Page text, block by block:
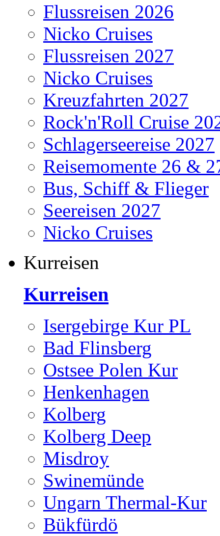
Flussreisen 2026
Nicko Cruises
Flussreisen 2027
Nicko Cruises
Kreuzfahrten 2027
Rock'n'Roll Cruise
Schlagerseereise 2027
Reisemomente 26 &
Bus, Schiff & Flieger
Seereisen 2027
Nicko Cruises
Kurreisen
Kurreisen
Isergebirge Kur PL
Bad Flinsberg
Ostsee Polen Kur
Henkenhagen
Kolberg
Kolberg Deep
Misdroy
Swinemünde
Ungarn Thermal-Kur
Bükfürdö